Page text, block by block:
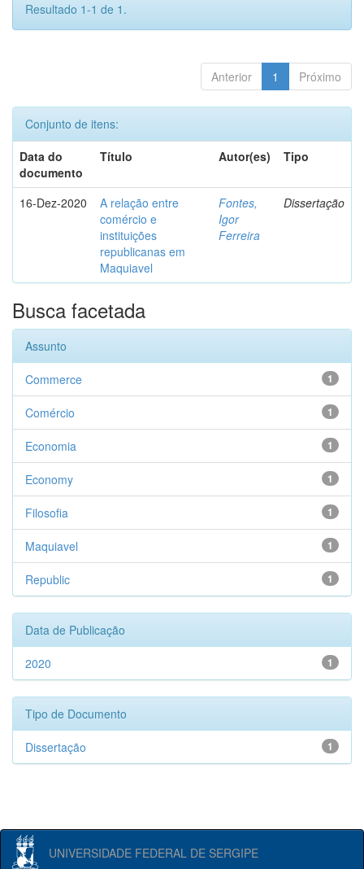
Resultado 1-1 de 1.
Anterior 1 Próximo
Conjunto de itens:
Data do
documento
Título Autor(es) Tipo
16-Dez-2020
A relação entre
comércio e
instituições
republicanas em
Maquiavel
Fontes,
Igor
Ferreira
Dissertação
Busca facetada
Assunto
1
Commerce
1
Comércio
1
Economia
1
Economy
1
Filosofia
1
Maquiavel
1
Republic
Data de Publicação
1
2020
Tipo de Documento
1
Dissertação
UNIVERSIDADE FEDERAL DE SERGIPE